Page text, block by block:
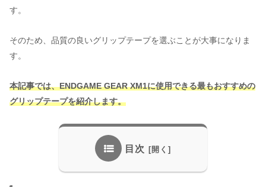
す。
そのため、品質の良いグリップテープを選ぶことが大事になりま
す。
本記事では、ENDGAME GEAR XM1に使用できる最もおすすめの
グリップテープを紹介します。
目次